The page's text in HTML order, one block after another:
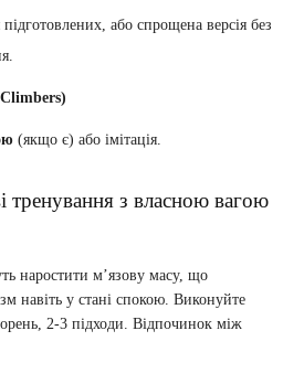
підготовлених, або спрощена версія без
(якщо є) або імітація.
тренування з власною вагою
наростити м’язову масу, що
навіть у стані спокою. Виконуйте
2-3 підходи. Відпочинок між